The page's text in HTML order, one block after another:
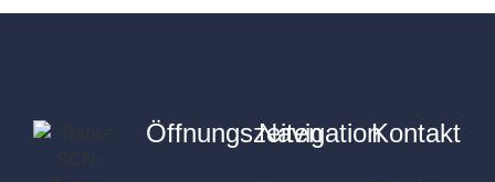
Öffnungszeiten
NavigationKontakt